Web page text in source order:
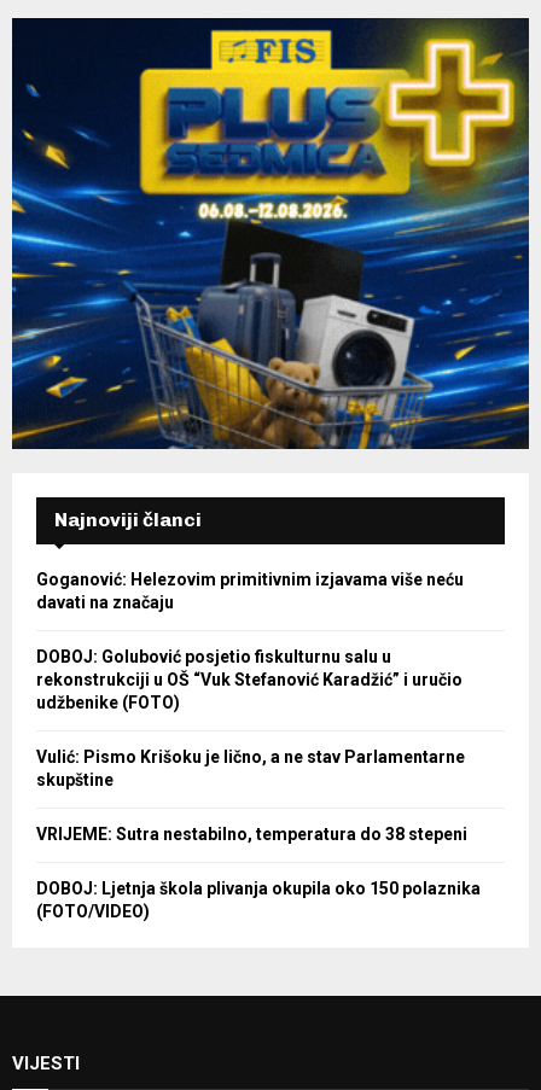
H
Najnoviji članci
Goganović: Helezovim primitivnim izjavama više neću
davati na značaju
DOBOJ: Golubović posjetio fiskulturnu salu u
rekonstrukciji u OŠ “Vuk Stefanović Karadžić” i uručio
udžbenike (FOTO)
Vulić: Pismo Krišoku je lično, a ne stav Parlamentarne
skupštine
VRIJEME: Sutra nestabilno, temperatura do 38 stepeni
DOBOJ: Ljetnja škola plivanja okupila oko 150 polaznika
(FOTO/VIDEO)
VIJESTI